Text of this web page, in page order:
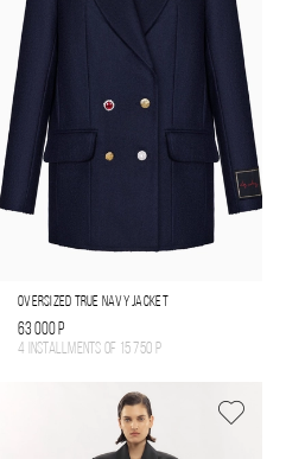
OVERSIZED TRUE NAVY JACKET
63 000 Р
4 installments of 15 750 Р